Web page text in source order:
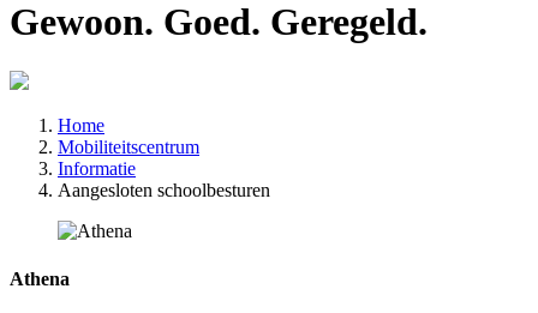
Gewoon. Goed. Geregeld.
Home
Mobiliteitscentrum
Informatie
Aangesloten schoolbesturen
Athena